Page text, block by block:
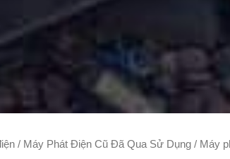
/ Máy Phát Điện Cũ Đã Qua Sử Dụng / Máy